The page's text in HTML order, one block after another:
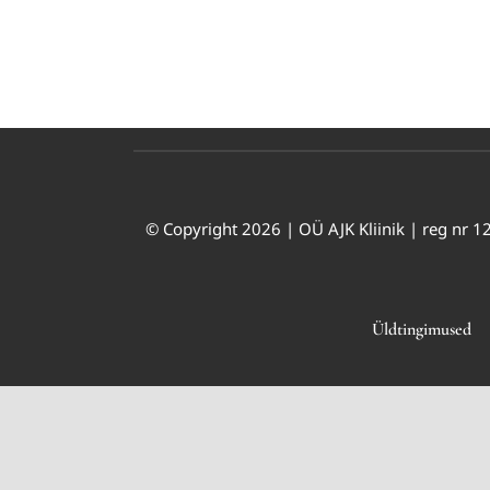
© Copyright 2026 | OÜ AJK Kliinik | reg nr
Üldtingimused